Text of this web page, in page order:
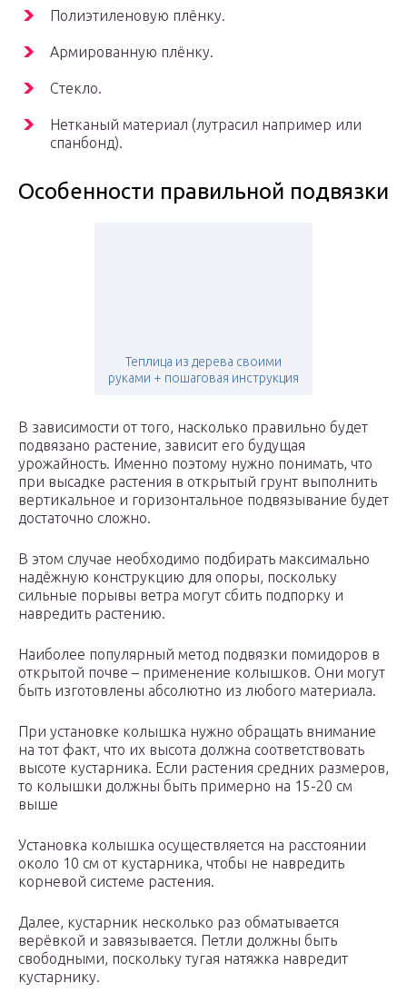
Полиэтиленовую плёнку.
Армированную плёнку.
Стекло.
Нетканый материал (лутрасил например или
спанбонд).
Особенности правильной подвязки
Теплица из дерева своими
руками + пошаговая инструкция
В зависимости от того, насколько правильно будет
подвязано растение, зависит его будущая
урожайность. Именно поэтому нужно понимать, что
при высадке растения в открытый грунт выполнить
вертикальное и горизонтальное подвязывание будет
достаточно сложно.
В этом случае необходимо подбирать максимально
надёжную конструкцию для опоры, поскольку
сильные порывы ветра могут сбить подпорку и
навредить растению.
Наиболее популярный метод подвязки помидоров в
открытой почве – применение колышков. Они могут
быть изготовлены абсолютно из любого материала.
При установке колышка нужно обращать внимание
на тот факт, что их высота должна соответствовать
высоте кустарника. Если растения средних размеров,
то колышки должны быть примерно на 15-20 см
выше
Установка колышка осуществляется на расстоянии
около 10 см от кустарника, чтобы не навредить
корневой системе растения.
Далее, кустарник несколько раз обматывается
верёвкой и завязывается. Петли должны быть
свободными, поскольку тугая натяжка навредит
кустарнику.